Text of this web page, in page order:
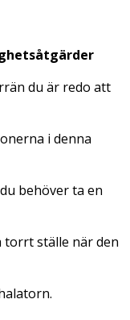
du är redo att
i denna
behöver ta en
torrt ställe när den